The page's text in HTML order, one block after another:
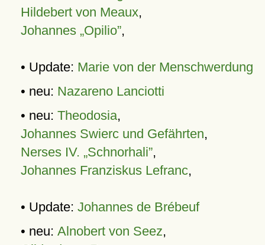
Hildebert von Meaux,
Johannes „Opilio”,
• Update: Marie von der Menschwerdung
• neu: Nazareno Lanciotti
• neu: Theodosia,
Johannes Swierc und Gefährten,
Nerses IV. „Schnorhali”,
Johannes Franziskus Lefranc,
• Update: Johannes de Brébeuf
• neu: Alnobert von Seez,